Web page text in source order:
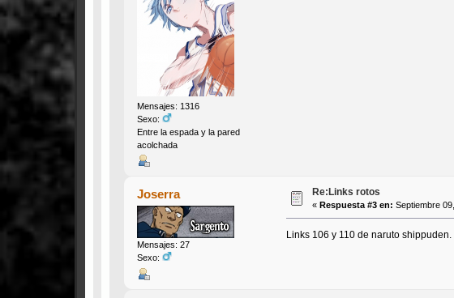
Mensajes: 1316
Sexo:
Entre la espada y la pared
acolchada
Joserra
Mensajes: 27
Sexo:
Re:Links rotos
« Respuesta #3 en: Septiembre
Links 106 y 110 de naruto